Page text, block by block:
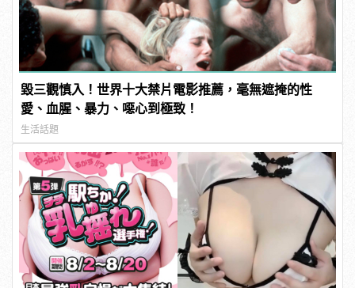
毀三觀慎入！世界十大禁片電影推薦，毫無遮掩的性
愛、血腥、暴力、噁心到極致！
生活話題